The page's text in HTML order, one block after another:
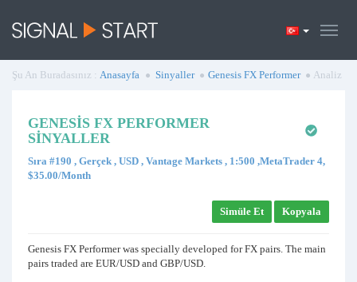
Şu An Buradasınız : Anasayfa Sinyaller Genesis FX Performer Analiz
GENESIS FX PERFORMER
SINYALLER
Sıra #190 , Gerçek , USD , Vantage Markets , 1:500 ,MetaTrader 4,
$35.00/Month
Simüle Et Kopyala
Genesis FX Performer was specially developed for FX pairs. The main
pairs traded are EUR/USD and GBP/USD.